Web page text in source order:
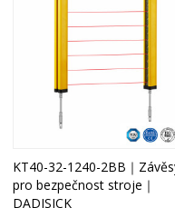
KT40-32-1240-2BB｜
pro bezpečnost stroje｜
DADISICK